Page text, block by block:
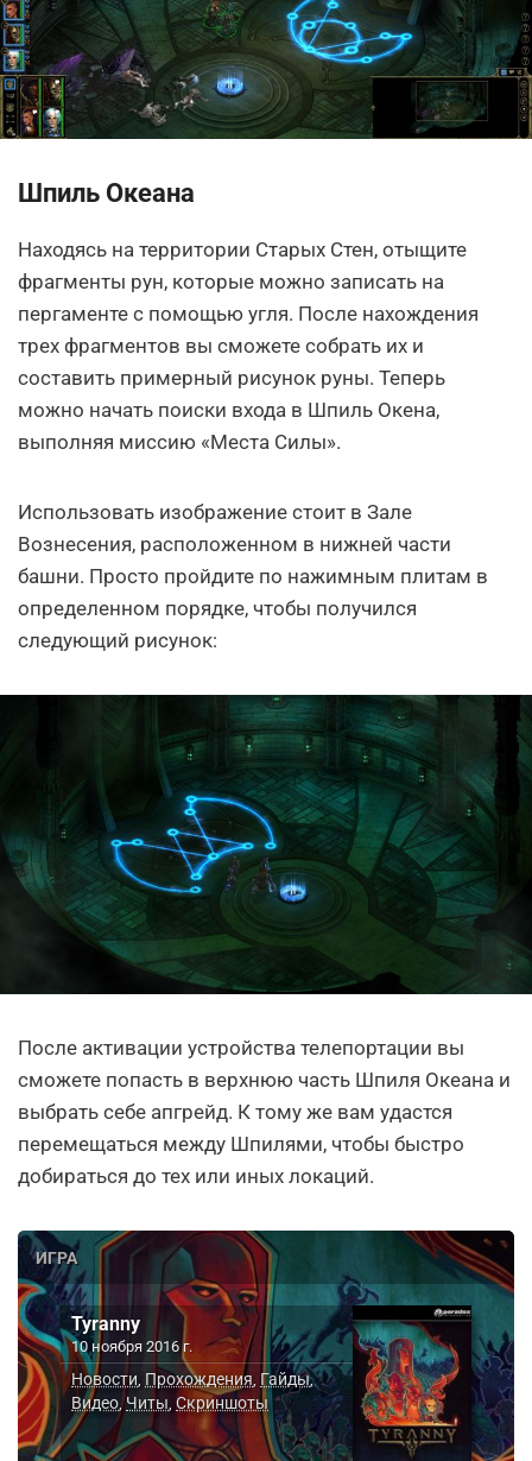
Шпиль Океана
Находясь на территории Старых Стен, отыщите
фрагменты рун, которые можно записать на
пергаменте с помощью угля. После нахождения
трех фрагментов вы сможете собрать их и
составить примерный рисунок руны. Теперь
можно начать поиски входа в Шпиль Окена,
выполняя миссию «Места Силы».
Использовать изображение стоит в Зале
Вознесения, расположенном в нижней части
башни. Просто пройдите по нажимным плитам в
определенном порядке, чтобы получился
следующий рисунок:
После активации устройства телепортации вы
сможете попасть в верхнюю часть Шпиля Океана и
выбрать себе апгрейд. К тому же вам удастся
перемещаться между Шпилями, чтобы быстро
добираться до тех или иных локаций.
ИГРА
Tyranny
10 ноября 2016 г.
Новости Прохождения Гайды,
Видео ,Читы ,Скриншоты